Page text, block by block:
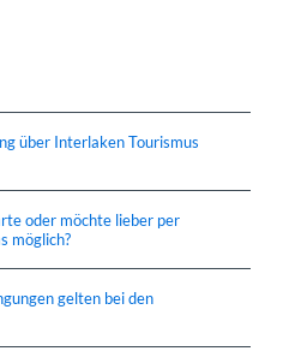
über Interlaken Tourismus
oder möchte lieber per
möglich?
gelten bei den